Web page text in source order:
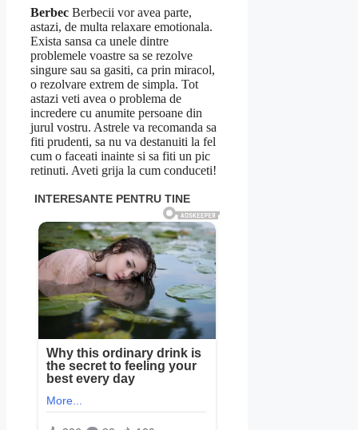
Berbec Berbecii vor avea parte,
astazi, de multa relaxare emotionala.
Exista sansa ca unele dintre
problemele voastre sa se rezolve
singure sau sa gasiti, ca prin miracol,
o rezolvare extrem de simpla. Tot
astazi veti avea o problema de
incredere cu anumite persoane din
jurul vostru. Astrele va recomanda sa
fiti prudenti, sa nu va destanuiti la fel
cum o faceati inainte si sa fiti un pic
retinuti. Aveti grija la cum conduceti!